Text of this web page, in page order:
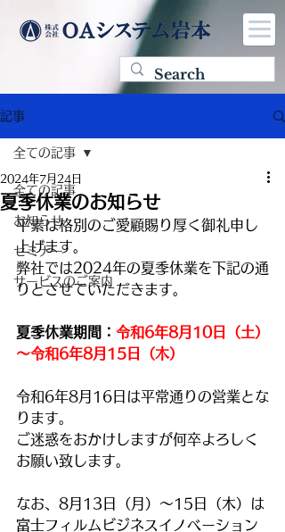
記事
全ての記事
お知らせ
セミナー
サービスのご案内
全ての記事
夏季休業のお知らせ
2024年7月24日
平素は格別のご愛顧賜り厚く御礼申し
上げます。
弊社では2024年の夏季休業を下記の通
りとさせていただきます。
夏季休業期間： 令和6年8月10日（土）
～令和6年8月15日（木）
令和6年8月16日は平常通りの営業とな
ります。
ご迷惑をおかけしますが何卒よろしく
お願い致します。
なお、8月13日（月）～15日（木）は
富士フィルムビジネスイノベーション